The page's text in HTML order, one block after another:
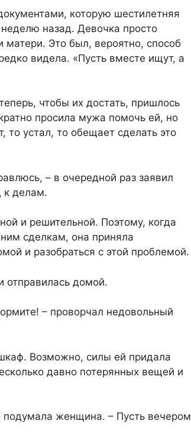
которую шестилетняя
назад. Девочка просто
Это был, вероятно, способ
видела. «Пусть вместе ищут, а
чтобы их достать, пришлось
просила мужа помочь ей, но
то устал, то обещает сделать это
– в очередной раз заявил
к делам.
и решительной. Поэтому, когда
сделкам, она приняла
и разобраться с этой проблемой.
отправилась домой.
– проворчал недовольный
Возможно, силы ей придала
давно потерянных вещей и
подумала женщина. – Пусть вечером